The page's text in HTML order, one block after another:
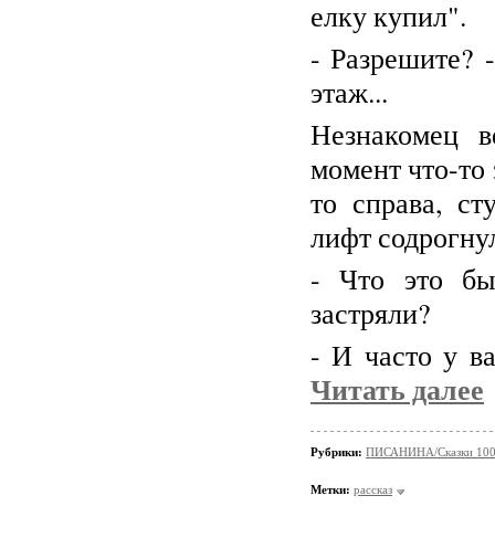
елку купил".
- Разрешите?
этаж...
Незнакомец
момент что-то
то справа,
лифт
- Что это
застряли?
- И часто у
Читать далее
Рубрики: ПИСАНИНА/Сказки
Метки: рассказ